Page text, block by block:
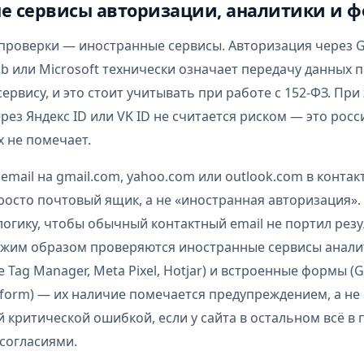
сервисы авторизации, аналитики и
— иностранные сервисы. Авторизация через
или Microsoft технически означает передачу данных
и это стоит учитывать при работе с 152-ФЗ. При
Яндекс ID или VK ID не считается риском — это
не помечает.
на gmail.com, yahoo.com или outlook.com в
почтовый ящик, а не «иностранная
чтобы обычный контактный email не портил
образом проверяются иностранные сервисы
Tag Manager, Meta Pixel, Hotjar) и встроенные формы
— их наличие помечается предупреждением, а не
критической ошибкой, если у сайта в остальном всё в